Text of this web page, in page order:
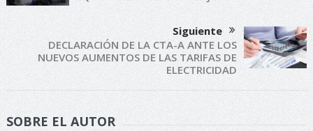
Siguiente
DECLARACIÓN DE LA CTA-A ANTE LOS
NUEVOS AUMENTOS DE LAS TARIFAS DE
ELECTRICIDAD
SOBRE EL AUTOR